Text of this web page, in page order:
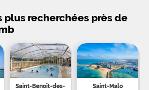
plus recherchées près de
Saint-Benoît-des-
Saint-Malo